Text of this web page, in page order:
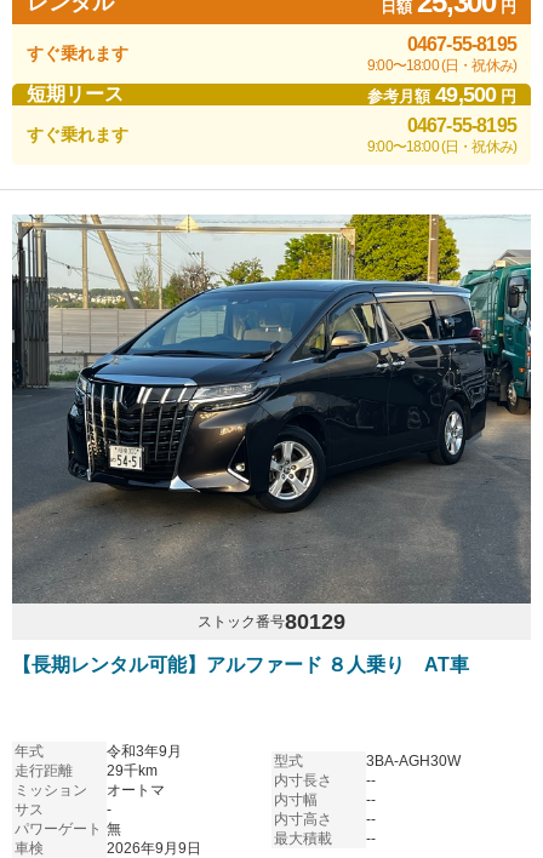
日額 円
すぐ乗れます 0467-55-8195
9:00〜18:00 (日・祝休み)
短期リース 参考月額49,500円
すぐ乗れます 0467-55-8195
9:00〜18:00 (日・祝休み)
ストック番号80129
【長期レンタル可能】アルファード ８人乗り AT車
年式
令和3年9月
走行距離
29千km
ミッション
オートマ
サス
-
パワーゲート 無
車検
2026年9月9日
型式
3BA-AGH30W
内寸長さ
--
内寸幅
--
内寸高さ
--
最大積載
--